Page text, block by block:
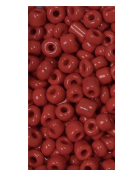
26
NOVIEMBRE
2017
QUE PIEDRAS
SE USAN PARA
BISUTERÍA Y
JOYERÍA